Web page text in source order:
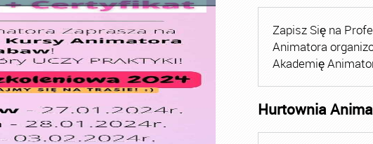
Zapisz Się na
Animatora
Akademię
Hurtownia